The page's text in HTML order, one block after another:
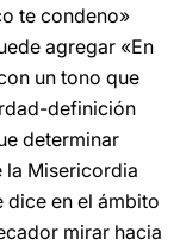
te condeno»
agregar «En
un tono que
definición
determinar
la Misericordia
en el ámbito
mirar hacia